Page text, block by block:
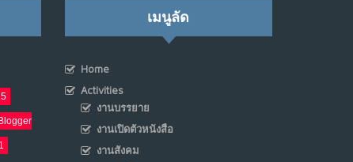
เมื่อรัฐบาลเริ่มคิดแบบแพลตฟอร์ม : AI กำลัง
NO COMMENTS
เมื่อโลกออนไลน์ กลายเป็น“ศาลเตี้ย”
พ.ค. 4, 2026
เมนูลัด
Home
Activities
งานบรรยาย
งานเปิดตัวหนังสือ
งานสังคม